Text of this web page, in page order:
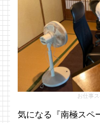
お仕事
気になる『南極スペ